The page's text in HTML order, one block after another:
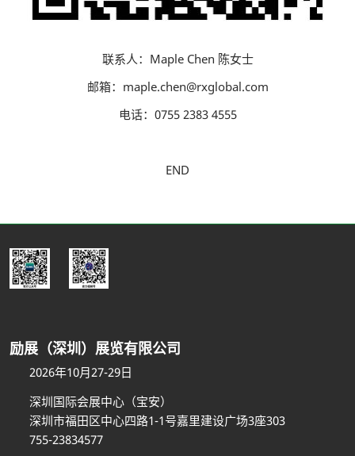
联系人：Maple Chen 陈女士
邮箱：maple.chen@rxglobal.com
电话：0755 2383 4555
END
励展（深圳）展览有限公司
2026年10月27-29日
深圳国际会展中心（宝安）
深圳市福田区中心四路1-1号嘉里建设广场3座303
755-23834577